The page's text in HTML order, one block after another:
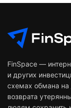
FinSpace —
и других
схемах обмана
возврата